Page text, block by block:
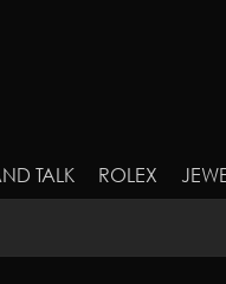
TALK ROLEX